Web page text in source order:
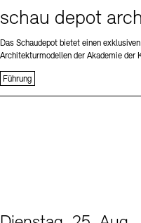
schau depot
Das Schaudepot bietet einen
Architekturmodellen der Akademie der
Führung